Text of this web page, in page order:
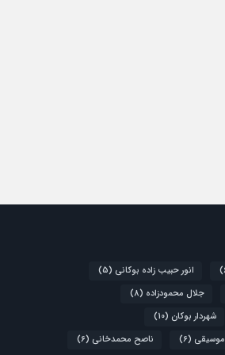
انور حبیب زاده بوکانی (5)
جلال محمودزاده (8)
شهردار بوکان (10)
موسیقی (6) ناصح محمدخانی (6)